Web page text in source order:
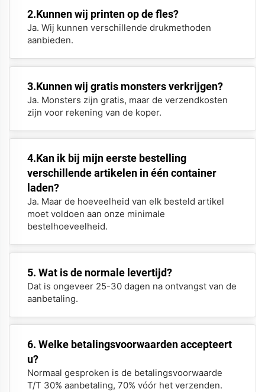
2.Kunnen wij printen op de fles?
Ja. Wij kunnen verschillende drukmethoden
aanbieden.
3.Kunnen wij gratis monsters verkrijgen?
Ja. Monsters zijn gratis, maar de verzendkosten
zijn voor rekening van de koper.
4.Kan ik bij mijn eerste bestelling
verschillende artikelen in één container
laden?
Ja. Maar de hoeveelheid van elk besteld artikel
moet voldoen aan onze minimale
bestelhoeveelheid.
5. Wat is de normale levertijd?
Dat is ongeveer 25-30 dagen na ontvangst van de
aanbetaling.
6. Welke betalingsvoorwaarden accepteert
u?
Normaal gesproken is de betalingsvoorwaarde
T/T 30% aanbetaling, 70% vóór het verzenden.